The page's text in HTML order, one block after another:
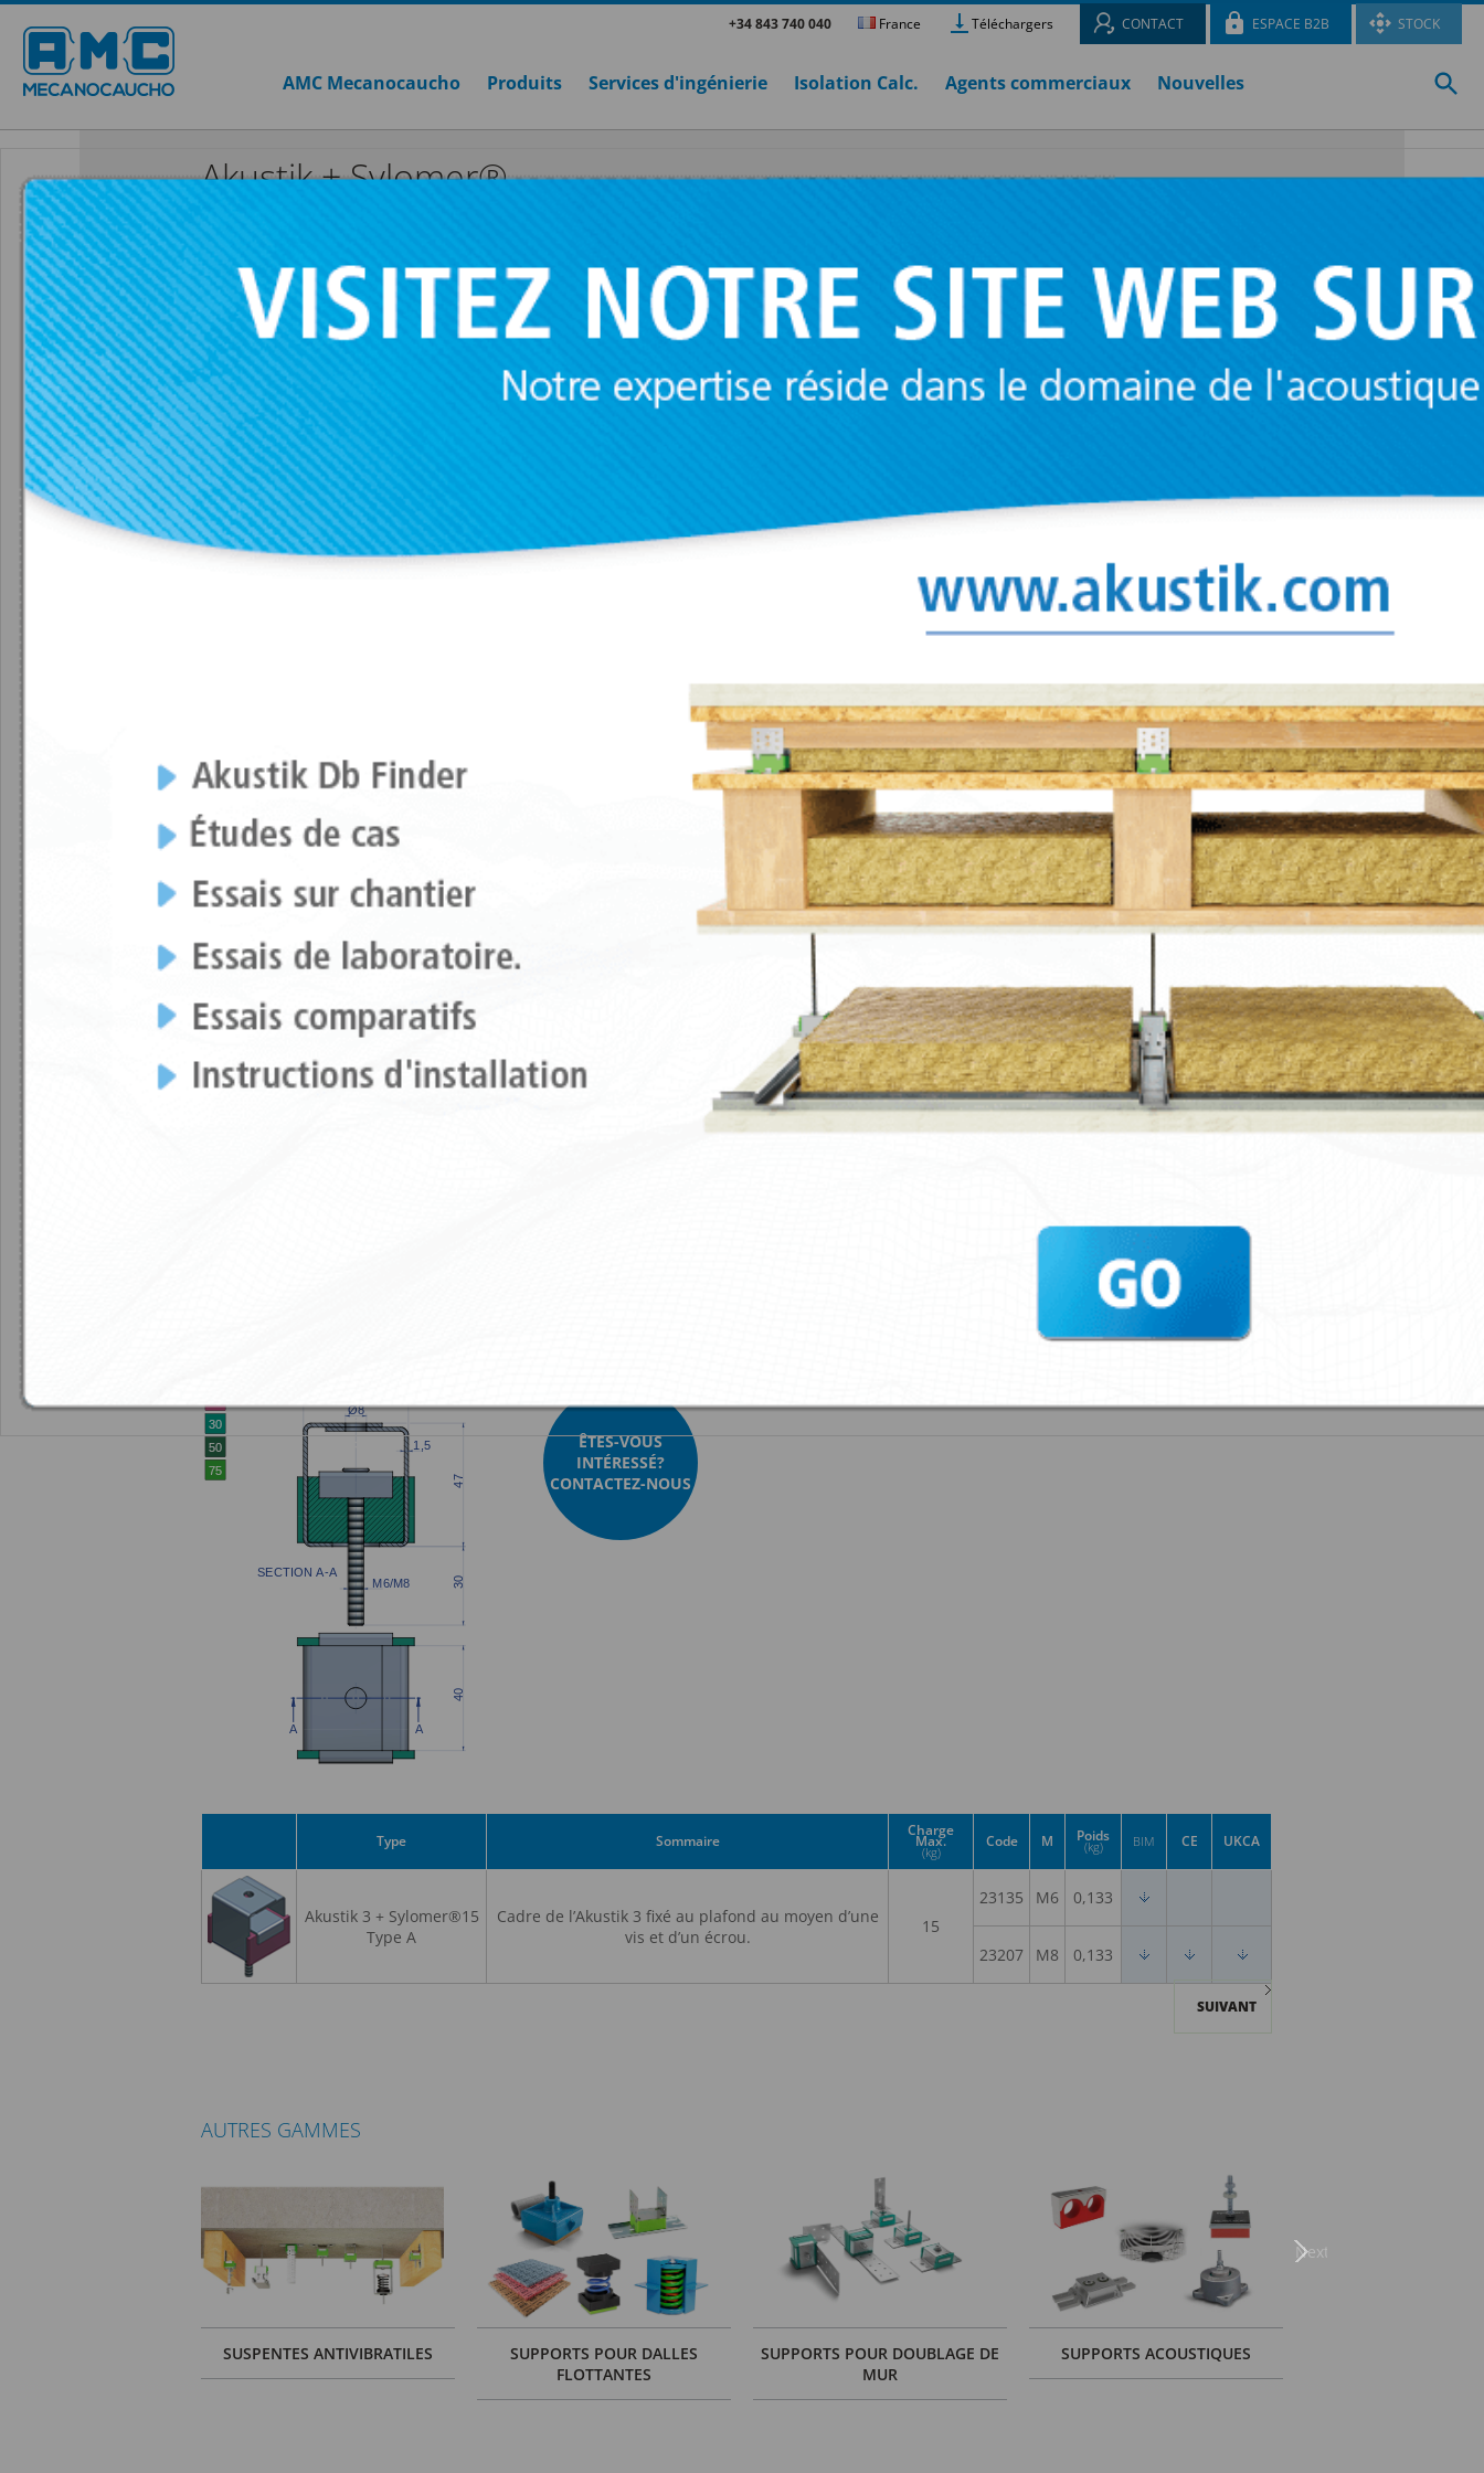
+34 843 740 040 France Téléchargers CONTACT ESPACE B2B STOCK
AMC Mecanocaucho Produits Services d'ingénierie Isolation Calc. Agents commerciaux Nouvelles
Akustik + Sylomer®
AKUSTIK 3 + SYLOMER®
VOIR TOUTES AKUSTIK + SYLOMER®
Ces suspentes antivibratiles ont été conçues pour la
suspension de faux-plafonds acoustiques, de
tuyauteries vibrantes et de machines devant être
valeurs d’isolation excellentes par rapport à d’autres
supports qui emploient du caoutchouc ou du liège ou
une combinaison des deux. Ces supports
antivibratoires sont fabriqués en deux mélanges
spéciaux de Sylomer® pour une meilleure adaptation à
la charge de chaque application. Une grande variété de
type de travaux. La robustesse de leurs parties
métalliques leur permet de supporter des charges de
traction comprises entre 650 et 1000 Kg. Ils sont livrés
avec un traitement anticorrosif capable de résister aux
environnements les plus exigeants.
Caractéristiques techniques Propriétés élastiques Images
CARACTÉRISTIQUES TECHNIQUES
Akustik 3 + Sylomer®75 Type B
SUIVANT
ÊTES-VOUS
INTÉRESSÉ?
CONTACTEZ-NOUS
Type Sommaire
Charge
Max.
(kg)
Code M Poids
(kg) BIM CE UKCA
Akustik 3 + Sylomer®15
Type A
Cadre de l’Akustik 3 fixé au plafond au moyen d’une
vis et d’un écrou.
15
23135 M6 0,133
23207 M8 0,133
AUTRES GAMMES
SUSPENTES ANTIVIBRATILES
SUPPORTS POUR DALLES
FLOTTANTES
SUPPORTS POUR DOUBLAGE DE
MUR
SUPPORTS ACOUSTIQUES
Next